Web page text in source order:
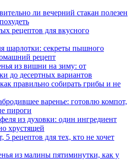
ли вечерний стакан полезен
рецептов для вкусного
шарлотки: секреты пышного
рецепт
из вишни на зиму: от
до десертных вариантов
правильно собирать грибы и не
варенье: готовлю компот,
пироги
из духовки: один ингредиент
хрустящей
рецептов для тех, кто не хочет
из малины пятиминутки, как у